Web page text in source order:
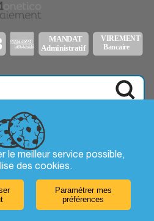
un message
le meilleur service possible,
des cookies.
Paramétrer mes
préférences